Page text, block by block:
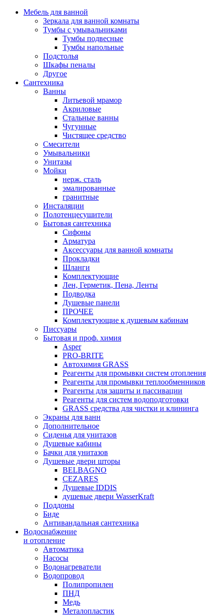
Мебель для ванной
Зеркала для ванной комнаты
Тумбы с умывальниками
Тумбы подвесные
Тумбы напольные
Подстолья
Шкафы пеналы
Другое
Сантехника
Ванны
Литьевой мрамор
Акриловые
Стальные ванны
Чугунные
Чистящее средство
Смесители
Умывальники
Унитазы
Мойки
нерж. сталь
эмалированные
гранитные
Инсталяции
Полотенцесушители
Бытовая сантехника
Сифоны
Арматура
Аксессуары для ванной комнаты
Прокладки
Шланги
Комплектующие
Лен, Герметик, Пена, Ленты
Подводка
Душевые панели
ПРОЧЕЕ
Комплектующие к душевым кабинам
Писсуары
Бытовая и проф. химия
Asper
PRO-BRITE
Автохимия GRASS
Реагенты для промывки систем отопления
Реагенты для промывки теплообменников
Реагенты для защиты и пассивации
Реагенты для систем водоподготовки
GRASS средства для чистки и клининга
Экраны для ванн
Дополнительное
Сиденья для унитазов
Душевые кабины
Бачки для унитазов
Душевые двери шторы
BELBAGNO
CEZARES
Душевые IDDIS
душевые двери WasserKraft
Поддоны
Биде
Антивандальная сантехника
Водоснабжение
и отопление
Автоматика
Насосы
Водонагреватели
Водопровод
Полипропилен
ПНД
Медь
Металопластик